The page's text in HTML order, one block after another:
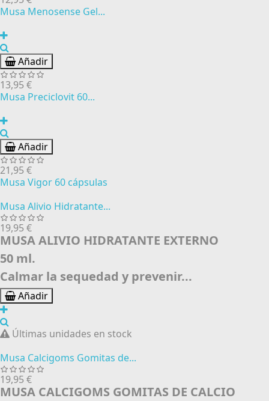
Musa Menosense Gel...
Añadir
13,95 €
Musa Preciclovit 60...
Añadir
21,95 €
Musa Vigor 60 cápsulas
Musa Alivio Hidratante...
19,95 €
MUSA ALIVIO HIDRATANTE EXTERNO
50 ml.
Calmar la sequedad y prevenir...
Añadir
Últimas unidades en stock
Musa Calcigoms Gomitas de...
19,95 €
MUSA CALCIGOMS GOMITAS DE CALCIO